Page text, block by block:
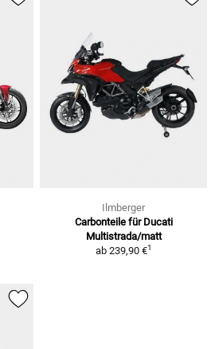
Ilmberger
Carbonteile für Ducati
Multistrada/matt
ab 239,90 €1